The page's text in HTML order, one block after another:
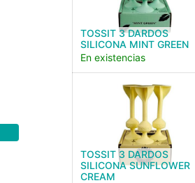
TOSSIT 3 DARDOS
SILICONA MINT GREEN
En existencias
TOSSIT 3 DARDOS
SILICONA SUNFLOWER
CREAM